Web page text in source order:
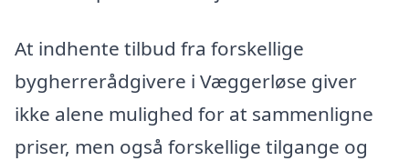
At indhente tilbud fra forskellige
bygherrerådgivere i Væggerløse giver
ikke alene mulighed for at sammenligne
priser, men også forskellige tilgange og